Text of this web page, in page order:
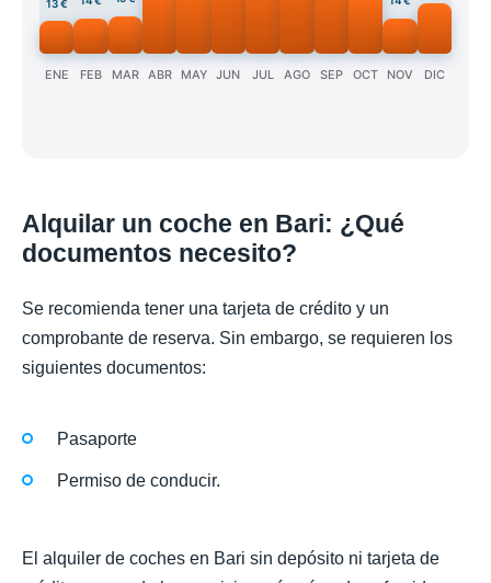
13 €
ENE FEB MAR ABR MAY JUN JUL AGO SEP OCT NOV DIC
Alquilar un coche en Bari: ¿Qué
documentos necesito?
Se recomienda tener una tarjeta de crédito y un
comprobante de reserva. Sin embargo, se requieren los
siguientes documentos:
Pasaporte
Permiso de conducir.
El alquiler de coches en Bari sin depósito ni tarjeta de